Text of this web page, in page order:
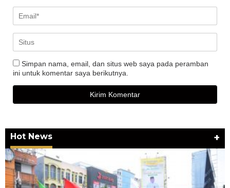
Simpan nama, email, dan situs web saya pada peramban
ini untuk komentar saya berikutnya.
Hot News +